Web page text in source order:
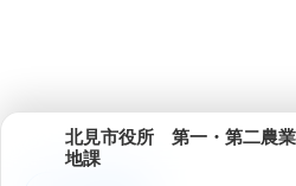
北見市役所 第一・第二農
地課